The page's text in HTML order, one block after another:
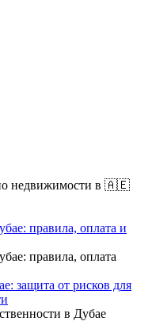
недвижимости в 🇦🇪
правила, оплата и
правила, оплата
защита от рисков для
в Дубае